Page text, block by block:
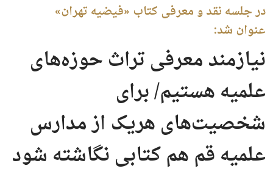
در جلسه نقد و معرفی کتاب «فیضیه تهران»
عنوان شد:
نیازمند معرفی تراث حوزه‌های
علمیه هستیم/ برای
شخصیت‌های هریک از مدارس
علمیه قم هم کتابی نگاشته شود